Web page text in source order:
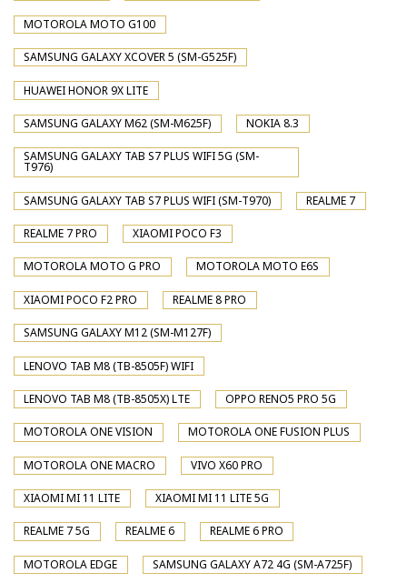
MOTOROLA MOTO G100
SAMSUNG GALAXY XCOVER 5 (SM-G525F)
HUAWEI HONOR 9X LITE
SAMSUNG GALAXY M62 (SM-M625F) NOKIA 8.3
SAMSUNG GALAXY TAB S7 PLUS WIFI 5G (SM-
T976)
SAMSUNG GALAXY TAB S7 PLUS WIFI (SM-T970) REALME 7
REALME 7 PRO XIAOMI POCO F3
MOTOROLA MOTO G PRO MOTOROLA MOTO E6S
XIAOMI POCO F2 PRO REALME 8 PRO
SAMSUNG GALAXY M12 (SM-M127F)
LENOVO TAB M8 (TB-8505F) WIFI
LENOVO TAB M8 (TB-8505X) LTE OPPO RENO5 PRO 5G
MOTOROLA ONE VISION MOTOROLA ONE FUSION PLUS
MOTOROLA ONE MACRO VIVO X60 PRO
XIAOMI MI 11 LITE XIAOMI MI 11 LITE 5G
REALME 7 5G REALME 6 REALME 6 PRO
MOTOROLA EDGE SAMSUNG GALAXY A72 4G (SM-A725F)